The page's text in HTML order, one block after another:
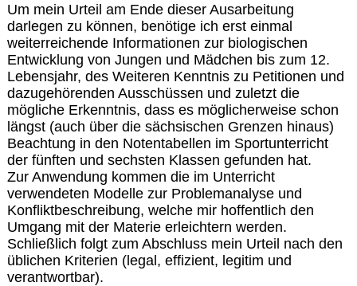
Um mein Urteil am Ende dieser Ausarbeitung
darlegen zu können, benötige ich erst einmal
weiterreichende Informationen zur biologischen
Entwicklung von Jungen und Mädchen bis zum 12.
Lebensjahr, des Weiteren Kenntnis zu Petitionen und
dazugehörenden Ausschüssen und zuletzt die
mögliche Erkenntnis, dass es möglicherweise schon
längst (auch über die sächsischen Grenzen hinaus)
Beachtung in den Notentabellen im Sportunterricht
der fünften und sechsten Klassen gefunden hat.
Zur Anwendung kommen die im Unterricht
verwendeten Modelle zur Problemanalyse und
Konfliktbeschreibung, welche mir hoffentlich den
Umgang mit der Materie erleichtern werden.
Schließlich folgt zum Abschluss mein Urteil nach den
üblichen Kriterien (legal, effizient, legitim und
verantwortbar).